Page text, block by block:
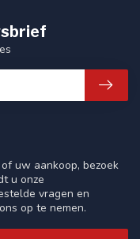
uw aankoop, bezoek
u onze
vragen en
op te nemen.